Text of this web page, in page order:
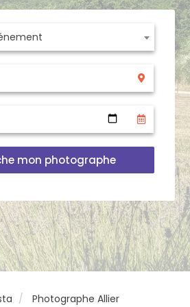
mon photographe
Photographe Allier